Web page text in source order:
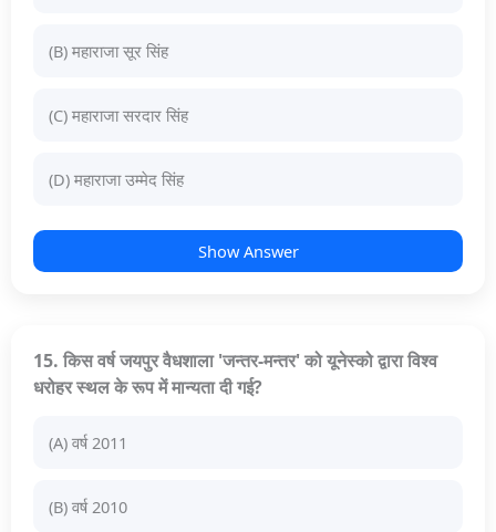
(B) महाराजा सूर सिंह
(C) महाराजा सरदार सिंह
(D) महाराजा उम्मेद सिंह
Show Answer
15. किस वर्ष जयपुर वैधशाला 'जन्तर-मन्तर' को यूनेस्को द्वारा विश्व
धरोहर स्थल के रूप में मान्यता दी गई?
(A) वर्ष 2011
(B) वर्ष 2010